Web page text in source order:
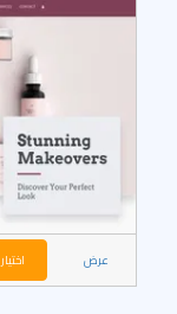
عرض اختيار